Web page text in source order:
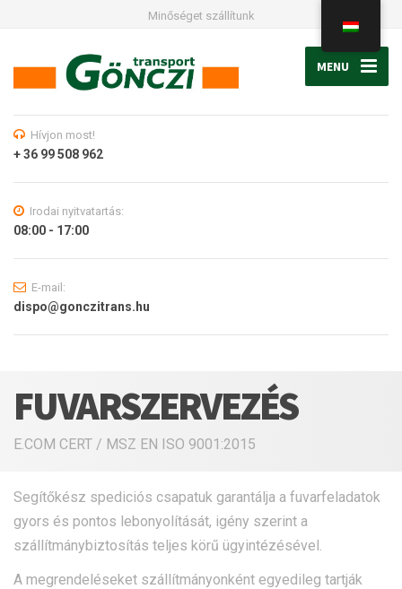
Minőséget szállítunk
MENU
Hívjon most!
+ 36 99 508 962
Irodai nyitvatartás:
08:00 - 17:00
E-mail:
dispo@gonczitrans.hu
FUVARSZERVEZÉS
E.COM CERT / MSZ EN ISO 9001:2015
Segítőkész spediciós csapatuk garantálja a fuvarfeladatok
gyors és pontos lebonyolítását, igény szerint a
szállítmánybiztosítás teljes körű ügyintézésével.
A megrendeléseket szállítmányonként egyedileg tartják